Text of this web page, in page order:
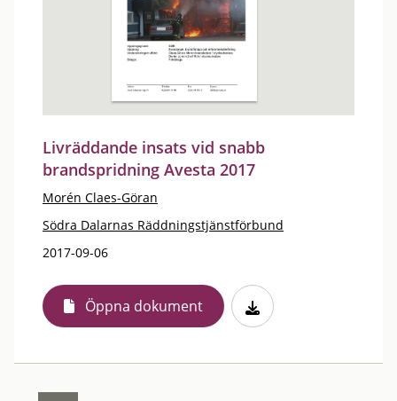
Livräddande insats vid snabb
brandspridning Avesta 2017
Morén Claes-Göran
Södra Dalarnas Räddningstjänstförbund
2017-09-06
Öppna dokument